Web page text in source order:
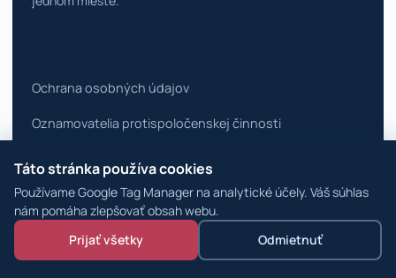
Táto stránka používa cookies
Používame Google Tag Manager na analytické účely. Váš súhlas
nám pomáha zlepšovať obsah webu.
Prijať všetky
Odmietnuť
Ochrana osobných údajov
Oznamovatelia protispoločenskej činnosti
Vyhlásenie o prístupnosti
Zmeniť nastavenia cookies
© 2026 Poliklinika Tehelná · WordPress špecialisti